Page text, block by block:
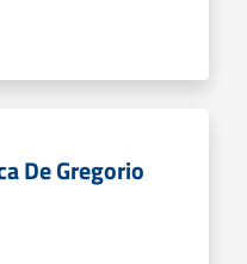
De Gregorio